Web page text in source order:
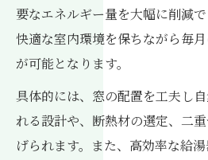
要なエネルギー量を大幅に削減で
快適な室内環境を保ちながら毎
が可能となります。
具体的には、窓の配置を工夫し
れる設計や、断熱材の選定、二
げられます。また、高効率な給